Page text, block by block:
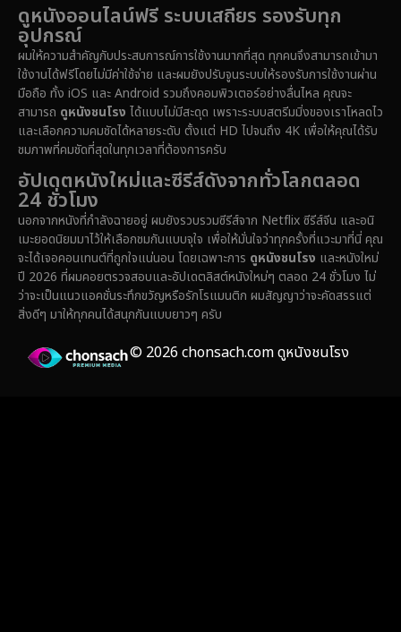
Dystopian
Emotional (61)
Epic มหากาพย์ (228)
Family ครอบครัว
Fantasy จินตนาการ (336)
Fiction (14)
Gothic
ดูหนังออนไลน์ฟรี ระบบเสถียร รองรับทุก
อุปกรณ์
ผมให้ความสำคัญกับประสบการณ์การใช้งานมากที่สุด ทุกคนจึงสามารถเข้ามา
ใช้งานได้ฟรีโดยไม่มีค่าใช้จ่าย และผมยังปรับจูนระบบให้รองรับการใช้งานผ่าน
มือถือ ทั้ง iOS และ Android รวมถึงคอมพิวเตอร์อย่างลื่นไหล คุณจะ
สามารถ ดูหนังชนโรง ได้แบบไม่มีสะดุด เพราะระบบสตรีมมิ่งของเราโหลดไว
และเลือกความคมชัดได้หลายระดับ ตั้งแต่ HD ไปจนถึง 4K เพื่อให้คุณได้รับ
ชมภาพที่คมชัดที่สุดในทุกเวลาที่ต้องการครับ
อัปเดตหนังใหม่และซีรีส์ดังจากทั่วโลกตลอด
24 ชั่วโมง
นอกจากหนังที่กำลังฉายอยู่ ผมยังรวบรวมซีรีส์จาก Netflix ซีรีส์จีน และอนิ
เมะยอดนิยมมาไว้ให้เลือกชมกันแบบจุใจ เพื่อให้มั่นใจว่าทุกครั้งที่แวะมาที่นี่ คุณ
จะได้เจอคอนเทนต์ที่ถูกใจแน่นอน โดยเฉพาะการ ดูหนังชนโรง และหนังใหม่
ปี 2026 ที่ผมคอยตรวจสอบและอัปเดตลิสต์หนังใหม่ๆ ตลอด 24 ชั่วโมง ไม่
ว่าจะเป็นแนวแอคชั่นระทึกขวัญหรือรักโรแมนติก ผมสัญญาว่าจะคัดสรรแต่
สิ่งดีๆ มาให้ทุกคนได้สนุกกันแบบยาวๆ ครับ
© 2026 chonsach.com ดูหนังชนโรง